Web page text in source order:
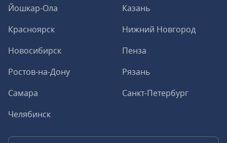
Йошкар-Ола
Казань
Красноярск
Нижний Новгород
Новосибирск
Пенза
Ростов-на-Дону
Рязань
Самара
Санкт-Петербург
Челябинск